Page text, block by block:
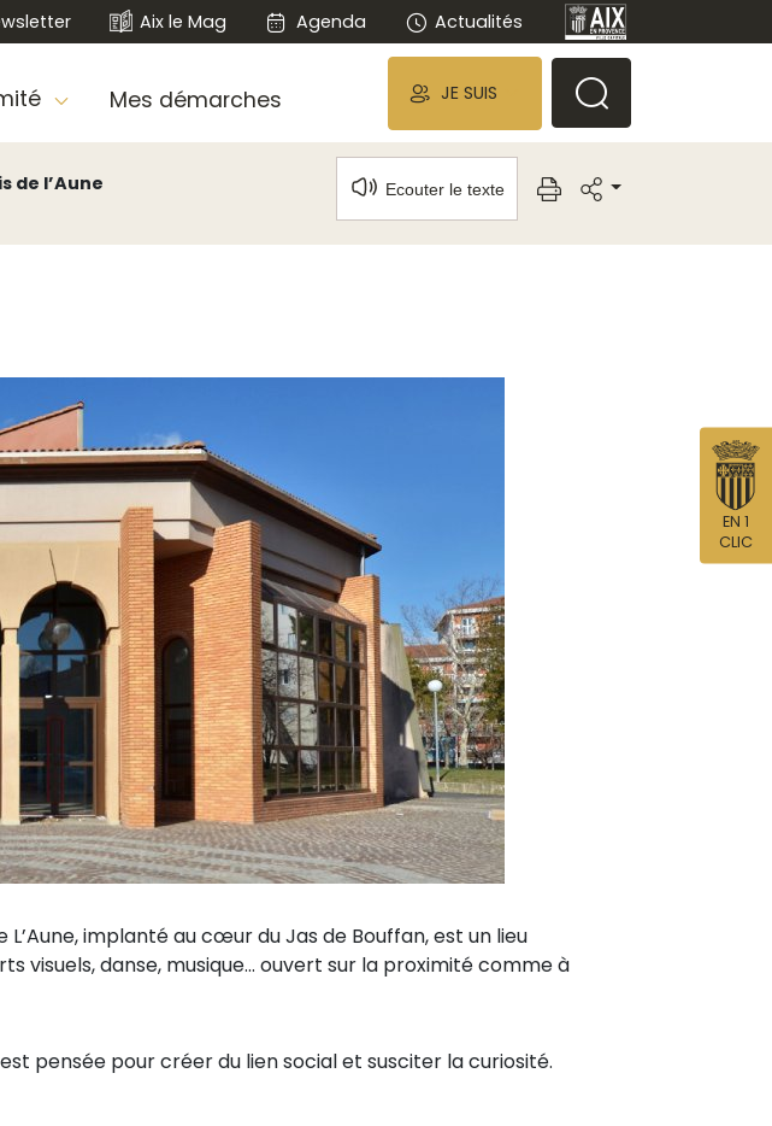
Aix le Mag Agenda Actualités
Mes démarches JE SUIS
de l’Aune Ecouter le texte
implanté au cœur du Jas de Bouffan, est un lieu
visuels, danse, musique... ouvert sur la proximité comme à
pensée pour créer du lien social et susciter la curiosité.
EN 1
CLIC